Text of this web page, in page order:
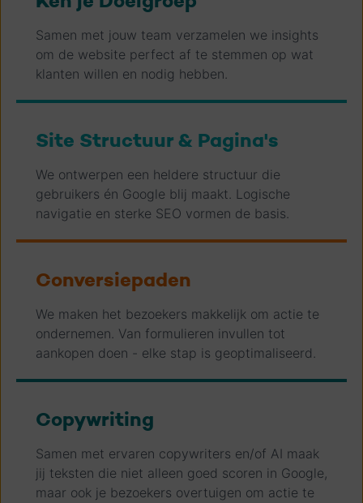
Samen met jouw team verzamelen we insights
om de website perfect af te stemmen op wat
klanten willen en nodig hebben.
Site Structuur & Pagina's
We ontwerpen een heldere structuur die
gebruikers én Google blij maakt. Logische
navigatie en sterke SEO vormen de basis.
Conversiepaden
We maken het bezoekers makkelijk om actie te
ondernemen. Van formulieren invullen tot
aankopen doen - elke stap is geoptimaliseerd.
Copywriting
Samen met ervaren copywriters en/of AI maak
jij teksten die niet alleen goed scoren in Google,
maar ook je bezoekers overtuigen om actie te